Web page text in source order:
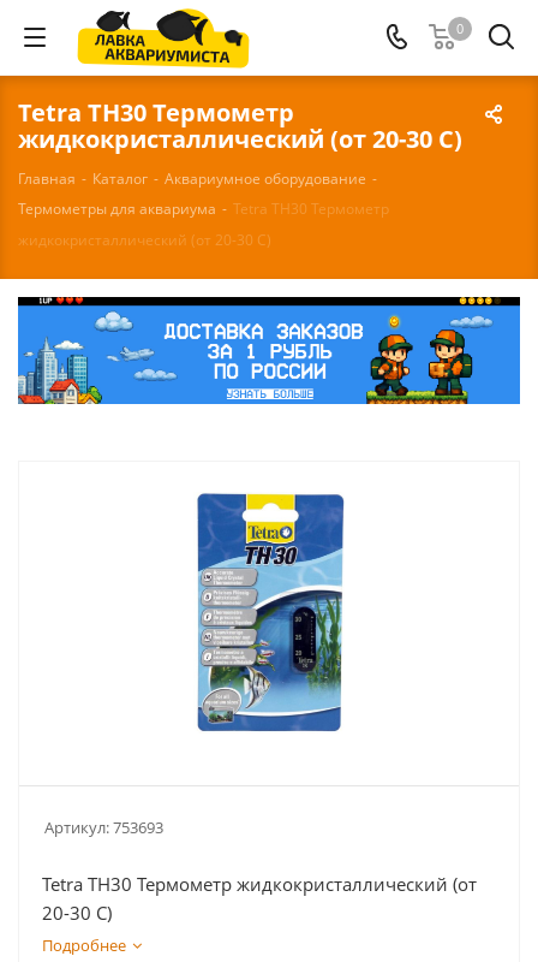
0
Tetra TH30 Термометр
жидкокристаллический (от 20-30 С)
Главная - Каталог - Аквариумное оборудование -
Термометры для аквариума - Tetra TH30 Термометр
жидкокристаллический (от 20-30 С)
Артикул:753693
Tetra TH30 Термометр жидкокристаллический (от
20-30 С)
Подробнее